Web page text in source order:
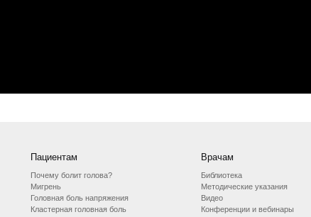
Пациентам
Почему болит голова?
Мигрень
Головная боль напряжения
Кластерная головная боль
Врачам
Библиотека
Методические указания
Видео
Конференции и вебинары